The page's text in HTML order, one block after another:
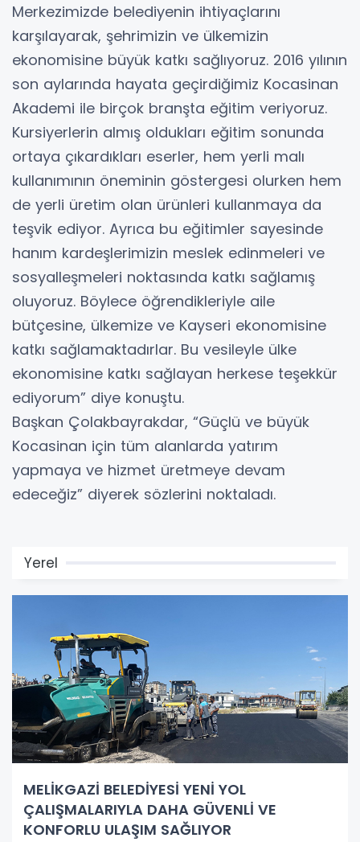
Merkezimizde belediyenin ihtiyaçlarını
karşılayarak, şehrimizin ve ülkemizin
ekonomisine büyük katkı sağlıyoruz. 2016 yılının
son aylarında hayata geçirdiğimiz Kocasinan
Akademi ile birçok branşta eğitim veriyoruz.
Kursiyerlerin almış oldukları eğitim sonunda
ortaya çıkardıkları eserler, hem yerli malı
kullanımının öneminin göstergesi olurken hem
de yerli üretim olan ürünleri kullanmaya da
teşvik ediyor. Ayrıca bu eğitimler sayesinde
hanım kardeşlerimizin meslek edinmeleri ve
sosyalleşmeleri noktasında katkı sağlamış
oluyoruz. Böylece öğrendikleriyle aile
bütçesine, ülkemize ve Kayseri ekonomisine
katkı sağlamaktadırlar. Bu vesileyle ülke
ekonomisine katkı sağlayan herkese teşekkür
ediyorum” diye konuştu.
Başkan Çolakbayrakdar, “Güçlü ve büyük
Kocasinan için tüm alanlarda yatırım
yapmaya ve hizmet üretmeye devam
edeceğiz” diyerek sözlerini noktaladı.
Yerel
MELİKGAZİ BELEDİYESİ YENİ YOL
ÇALIŞMALARIYLA DAHA GÜVENLİ VE
KONFORLU ULAŞIM SAĞLIYOR